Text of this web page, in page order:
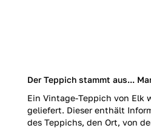
Der Teppich stammt aus...
Ein Vintage-Teppich von Elk
geliefert. Dieser enthält
des Teppichs, den Ort, von